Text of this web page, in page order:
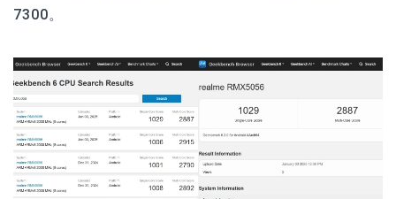
7300。